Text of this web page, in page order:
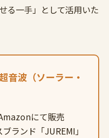
る一手」として活用いた
音波（ソーラー・
Amazonにて販売
ランド「JUREMI」